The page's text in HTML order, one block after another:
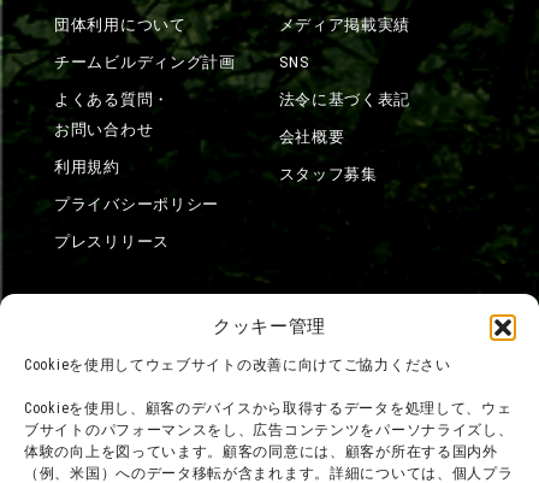
クッキー管理
Cookieを使用してウェブサイトの改善に向けてご協力ください
Cookieを使用し、顧客のデバイスから取得するデータを処理して、ウェ
ブサイトのパフォーマンスをし、広告コンテンツをパーソナライズし、
体験の向上を図っています。顧客の同意には、顧客が所在する国内外
（例、米国）へのデータ移転が含まれます。詳細については、個人プラ
団体利用について
チームビルディング計画
よくある質問・
お問い合わせ
利用規約
プライバシーポリシー
プレスリリース
メディア掲載実績
SNS
法令に基づく表記
会社概要
スタッフ募集